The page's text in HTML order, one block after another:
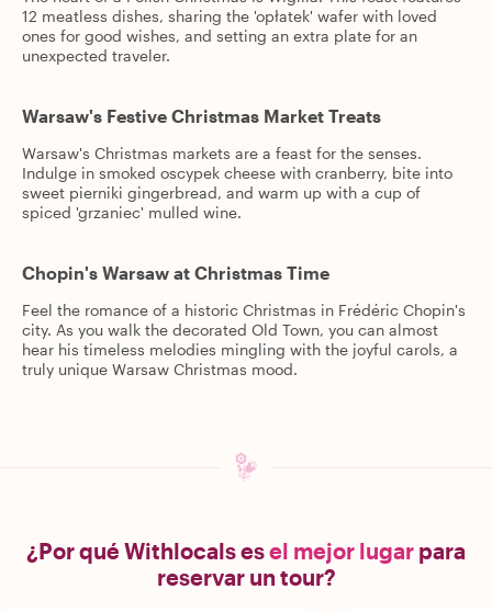
12 meatless dishes, sharing the 'opłatek' wafer with loved
ones for good wishes, and setting an extra plate for an
unexpected traveler.
Warsaw's Festive Christmas Market Treats
Warsaw's Christmas markets are a feast for the senses.
Indulge in smoked oscypek cheese with cranberry, bite into
sweet pierniki gingerbread, and warm up with a cup of
spiced 'grzaniec' mulled wine.
Chopin's Warsaw at Christmas Time
Feel the romance of a historic Christmas in Frédéric Chopin's
city. As you walk the decorated Old Town, you can almost
hear his timeless melodies mingling with the joyful carols, a
truly unique Warsaw Christmas mood.
¿Por qué Withlocals esel mejor lugar para
reservar un tour?